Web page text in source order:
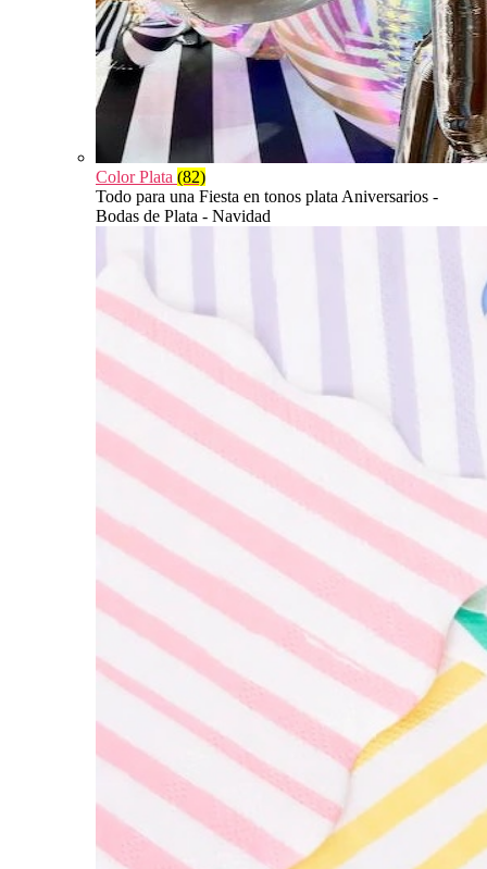
Color Plata (82)
Todo para una Fiesta en tonos plata Aniversarios -
Bodas de Plata - Navidad